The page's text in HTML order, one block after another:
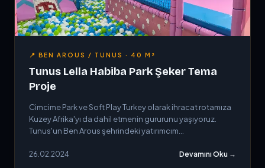
📍 BEN AROUS / TUNUS · 40 M²
Tunus Lella Habiba Park Şeker Tema
Proje
Cimcime Park ve Soft Play Turkey olarak ihracat rotamıza
Kuzey Afrika'yı da dahil etmenin gururunu yaşıyoruz.
Tunus'un Ben Arous şehrindeki yatırımcım...
26.02.2024 Devamını Oku →